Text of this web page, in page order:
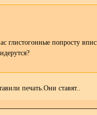
глистогонные попросту
печать.Они ставят..